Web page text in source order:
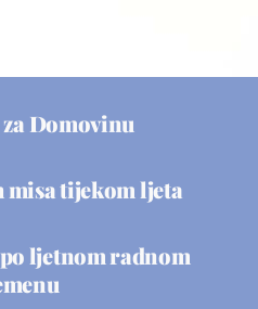
za Domovinu
misa tijekom ljeta
ljetnom radnom